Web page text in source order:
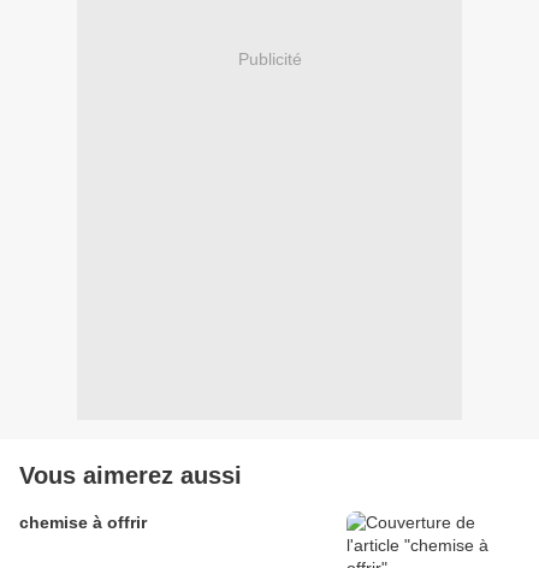
Publicité
Vous aimerez aussi
chemise à offrir